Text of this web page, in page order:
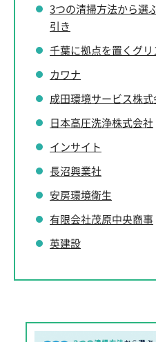
3つの清掃方法から選
引き
千葉に拠点を置くグ
カワナ
成田環境サービス株
日本高圧洗浄株式会社
インサイト
長沼興業社
安房環境衛生
有限会社茂原中央商事
英建設